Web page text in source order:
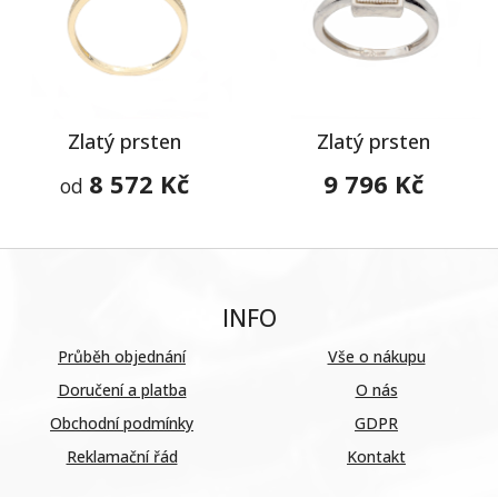
Zlatý prsten
od 8 572 Kč
Zlatý prsten
9 796 Kč
INFO
Průběh objednání
Doručení a platba
Obchodní podmínky
Reklamační řád
Vše o nákupu
O nás
GDPR
Kontakt